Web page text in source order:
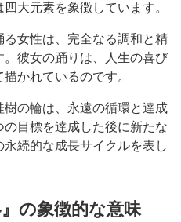
大元素を象徴しています。
女性は、完全なる調和と精
彼女の踊りは、人生の喜び
かれているのです。
の輪は、永遠の循環と達成
目標を達成した後に新たな
続的な成長サイクルを表し
の象徴的な意味